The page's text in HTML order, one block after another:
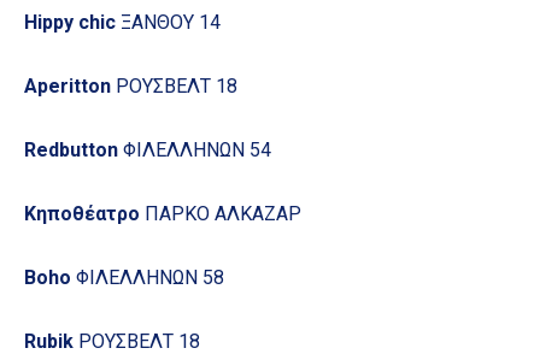
Hippy chic ΞΑΝΘΟΥ 14
Aperitton ΡΟΥΣΒΕΛΤ 18
Redbutton ΦΙΛΕΛΛΗΝΩΝ 54
Κηποθέατρο ΠΑΡΚΟ ΑΛΚΑΖΑΡ
Boho ΦΙΛΕΛΛΗΝΩΝ 58
Rubik ΡΟΥΣΒΕΛΤ 18